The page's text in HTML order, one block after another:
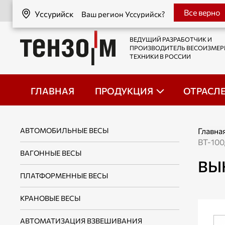
Уссурийск Ваш регион Уссурийск?
Уссурийск Все верно
ВЕДУЩИЙ РАЗРАБОТЧИК И
ПРОИЗВОДИТЕЛЬ
ТЕХНИКИ В РОССИИ
ГЛАВНАЯ ПРОДУКЦИЯ
АВТОМОБИЛЬНЫЕ ВЕСЫ
ВАГОННЫЕ ВЕСЫ
ПЛАТФОРМЕННЫЕ ВЕСЫ
КРАНОВЫЕ ВЕСЫ
АВТОМАТИЗАЦИЯ ВЗВЕШИВАНИЯ
ВТ-